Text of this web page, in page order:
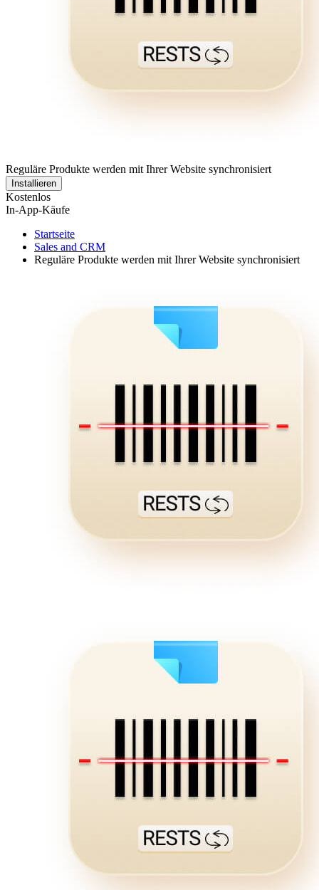
Reguläre Produkte werden mit Ihrer Website synchronisiert
Installieren
Kostenlos
In-App-Käufe
Startseite
Sales and CRM
Reguläre Produkte werden mit Ihrer Website synchronisiert